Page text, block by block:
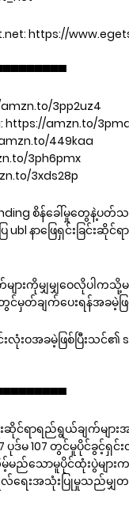
https://
3pp2uz4
https://amzn.to/
449kaa
3ph6pmx
3xds28p
စိန်ခေါ်မှုတွေနဲ့ပ
ubl နာဖြေရှင်းခြင်
ားကိုမျှမျှဝေလိုပါက
မှတ်ချက်ပေးရန်အခမဲ့ဖ
းလုံးဝအခမဲ့ဖြစ်ပြီးသ
ရာရည်ရွယ်ချက်မျာ
ပုဒ်မ 107 တွင်မူပိုင်ခွင့်ရှင်
ည်သောမူပိုင်ထုံးပွဲများက
လ်ရေးအသုံးပြုမှုသည်